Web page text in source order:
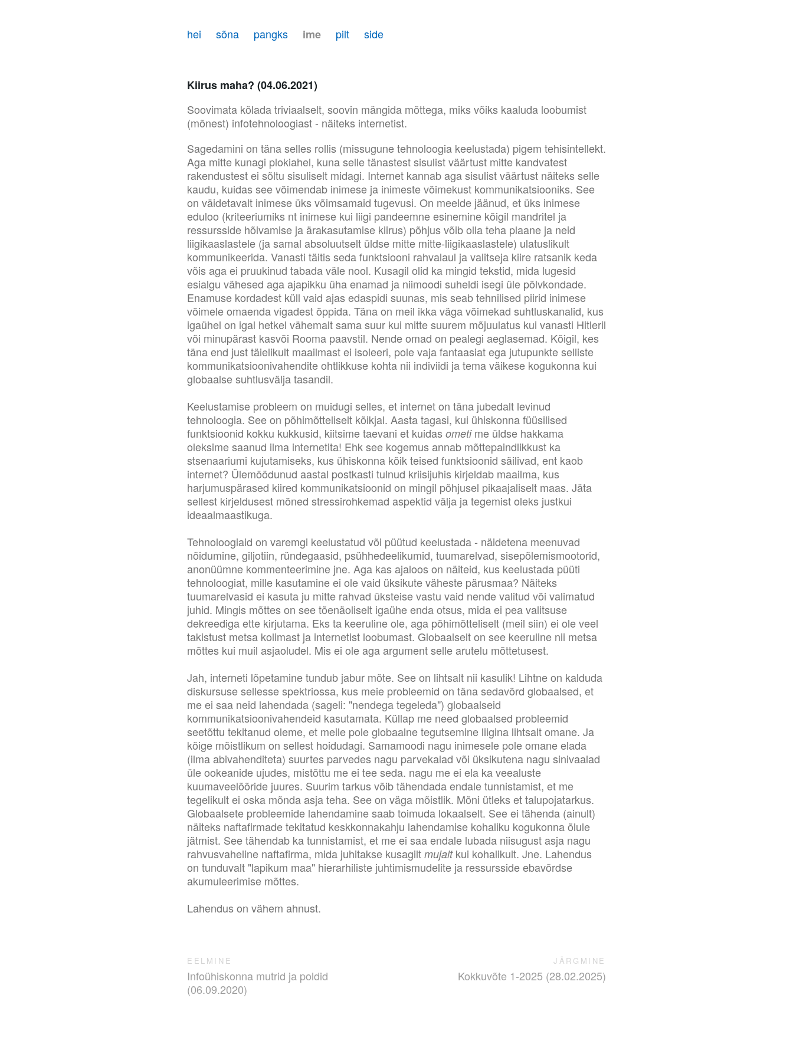
hei sõna pangks ime pilt side
Kiirus maha? (04.06.2021)
Soovimata kõlada triviaalselt, soovin mängida mõttega, miks võiks kaaluda loobumist
(mõnest) infotehnoloogiast - näiteks internetist.
Sagedamini on täna selles rollis (missugune tehnoloogia keelustada) pigem tehisintellekt.
Aga mitte kunagi plokiahel, kuna selle tänastest sisulist väärtust mitte kandvatest
rakendustest ei sõltu sisuliselt midagi. Internet kannab aga sisulist väärtust näiteks selle
kaudu, kuidas see võimendab inimese ja inimeste võimekust kommunikatsiooniks. See
on väidetavalt inimese üks võimsamaid tugevusi. On meelde jäänud, et üks inimese
eduloo (kriteeriumiks nt inimese kui liigi pandeemne esinemine kõigil mandritel ja
ressursside hõivamise ja ärakasutamise kiirus) põhjus võib olla teha plaane ja neid
liigikaaslastele (ja samal absoluutselt üldse mitte mitte-liigikaaslastele) ulatuslikult
kommunikeerida. Vanasti täitis seda funktsiooni rahvalaul ja valitseja kiire ratsanik keda
võis aga ei pruukinud tabada väle nool. Kusagil olid ka mingid tekstid, mida lugesid
esialgu vähesed aga ajapikku üha enamad ja niimoodi suheldi isegi üle põlvkondade.
Enamuse kordadest küll vaid ajas edaspidi suunas, mis seab tehnilised piirid inimese
võimele omaenda vigadest õppida. Täna on meil ikka väga võimekad suhtluskanalid, kus
igaühel on igal hetkel vähemalt sama suur kui mitte suurem mõjuulatus kui vanasti Hitleril
või minupärast kasvõi Rooma paavstil. Nende omad on pealegi aeglasemad. Kõigil, kes
täna end just täielikult maailmast ei isoleeri, pole vaja fantaasiat ega jutupunkte selliste
kommunikatsioonivahendite ohtlikkuse kohta nii indiviidi ja tema väikese kogukonna kui
globaalse suhtlusvälja tasandil.
Keelustamise probleem on muidugi selles, et internet on täna jubedalt levinud
tehnoloogia. See on põhimõtteliselt kõikjal. Aasta tagasi, kui ühiskonna füüsilised
funktsioonid kokku kukkusid, kiitsime taevani et kuidas ometime üldse hakkama
oleksime saanud ilma internetita! Ehk see kogemus annab mõttepaindlikkust ka
stsenaariumi kujutamiseks, kus ühiskonna kõik teised funktsioonid säilivad, ent kaob
internet? Ülemöödunud aastal postkasti tulnud kriisijuhis kirjeldab maailma, kus
harjumuspärased kiired kommunikatsioonid on mingil põhjusel pikaajaliselt maas. Jäta
sellest kirjeldusest mõned stressirohkemad aspektid välja ja tegemist oleks justkui
ideaalmaastikuga.
Tehnoloogiaid on varemgi keelustatud või püütud keelustada - näidetena meenuvad
nõidumine, giljotiin, ründegaasid, psühhedeelikumid, tuumarelvad, sisepõlemismootorid,
anonüümne kommenteerimine jne. Aga kas ajaloos on näiteid, kus keelustada püüti
tehnoloogiat, mille kasutamine ei ole vaid üksikute väheste pärusmaa? Näiteks
tuumarelvasid ei kasuta ju mitte rahvad üksteise vastu vaid nende valitud või valimatud
juhid. Mingis mõttes on see tõenäoliselt igaühe enda otsus, mida ei pea valitsuse
dekreediga ette kirjutama. Eks ta keeruline ole, aga põhimõtteliselt (meil siin) ei ole veel
takistust metsa kolimast ja internetist loobumast. Globaalselt on see keeruline nii metsa
mõttes kui muil asjaoludel. Mis ei ole aga argument selle arutelu mõttetusest.
Jah, interneti lõpetamine tundub jabur mõte. See on lihtsalt nii kasulik! Lihtne on kalduda
diskursuse sellesse spektriossa, kus meie probleemid on täna sedavõrd globaalsed, et
me ei saa neid lahendada (sageli: "nendega tegeleda") globaalseid
kommunikatsioonivahendeid kasutamata. Küllap me need globaalsed probleemid
seetõttu tekitanud oleme, et meile pole globaalne tegutsemine liigina lihtsalt omane. Ja
kõige mõistlikum on sellest hoidudagi. Samamoodi nagu inimesele pole omane elada
(ilma abivahenditeta) suurtes parvedes nagu parvekalad või üksikutena nagu sinivaalad
üle ookeanide ujudes, mistõttu me ei tee seda. nagu me ei ela ka veealuste
kuumaveelõõride juures. Suurim tarkus võib tähendada endale tunnistamist, et me
tegelikult ei oska mõnda asja teha. See on väga mõistlik. Mõni ütleks et talupojatarkus.
Globaalsete probleemide lahendamine saab toimuda lokaalselt. See ei tähenda (ainult)
näiteks naftafirmade tekitatud keskkonnakahju lahendamise kohaliku kogukonna õlule
jätmist. See tähendab ka tunnistamist, et me ei saa endale lubada niisugust asja nagu
rahvusvaheline naftafirma, mida juhitakse kusagilt mujaltkui kohalikult. Jne. Lahendus
on tunduvalt "lapikum maa" hierarhiliste juhtimismudelite ja ressursside ebavõrdse
akumuleerimise mõttes.
Lahendus on vähem ahnust.
EELMINE
Infoühiskonna mutrid ja poldid
(06.09.2020)
JÄRGMINE
Kokkuvõte 1-2025 (28.02.2025)